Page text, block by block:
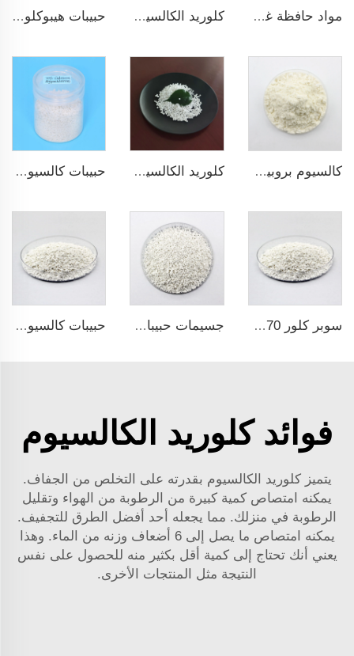
مواد حافظة غذائية من الدرجة الغذائية مسحوق الكالسيوم البروبونات كلوريد الكالسيوم 94% و74% حبيبات وكرات حبيبات هيبوكلوريت الكالسيوم 70% 65%
كالسيوم بروبيونات من الدرجة الغذائية والعلفية والدرجة FCC كلوريد الكالسيوم ثنائي الماء حبيبات كالسيوم هيبوكلورايت 70% سوبر كلور
سوبر كلور 70% 65% حبيبات كالسيوم هيبوكلورايت جسيمات حبيبات كالسيوم هيبوكلورايت 70% 65% حبيبات كالسيوم هيبوكلورايت 70% 65% 14-50mesh
فوائد كلوريد الكالسيوم
يتميز كلوريد الكالسيوم بقدرته على التخلص من الجفاف.
يمكنه امتصاص كمية كبيرة من الرطوبة من الهواء وتقليل
الرطوبة في منزلك. مما يجعله أحد أفضل الطرق للتجفيف.
يمكنه امتصاص ما يصل إلى 6 أضعاف وزنه من الماء. وهذا
يعني أنك تحتاج إلى كمية أقل بكثير منه للحصول على نفس
النتيجة مثل المنتجات الأخرى.